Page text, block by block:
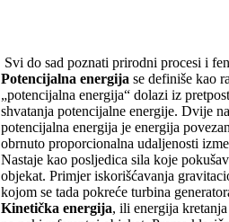
Svi do sad poznati prirodni procesi i
Potencijalna energija se definiše kao
„potencijalna energija“ dolazi iz
shvatanja potencijalne energije. Dvije
potencijalna energija je energija
obrnuto proporcionalna udaljenosti
Nastaje kao posljedica sila koje
objekat. Primjer iskorišćavanja
kojom se tada pokreće turbina
Kinetička energija, ili energija